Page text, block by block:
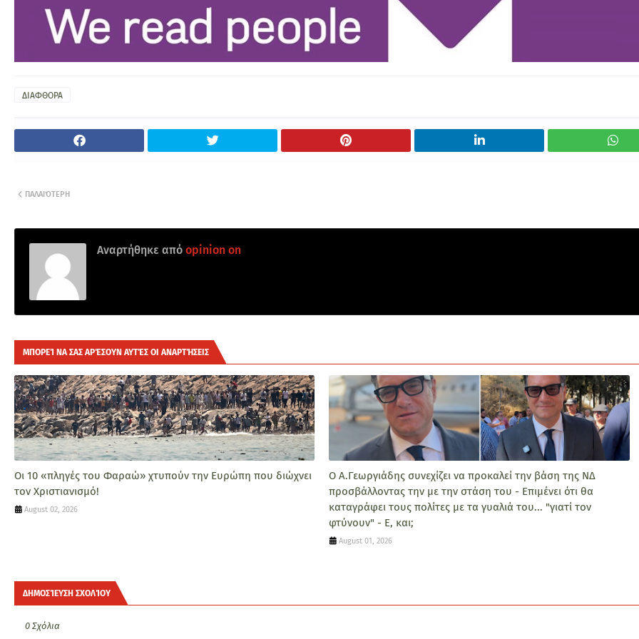
ΔΙΑΦΘΟΡΑ
ΠΑΛΑΙΌΤΕΡΗ
Αναρτήθηκε από opinion on
ΜΠΟΡΕΊ ΝΑ ΣΑΣ ΑΡΈΣΟΥΝ ΑΥΤΈΣ ΟΙ ΑΝΑΡΤΉΣΕΙΣ
Οι 10 «πληγές του Φαραώ» χτυπούν την Ευρώπη που διώχνει
τον Χριστιανισμό!
August 02, 2026
Ο Α.Γεωργιάδης συνεχίζει να προκαλεί την βάση της ΝΔ
προσβάλλοντας την με την στάση του - Επιμένει ότι θα
καταγράφει τους πολίτες με τα γυαλιά του... "γιατί τον
φτύνουν" - Ε, και;
August 01, 2026
ΔΗΜΟΣΊΕΥΣΗ ΣΧΟΛΊΟΥ
0 Σχόλια